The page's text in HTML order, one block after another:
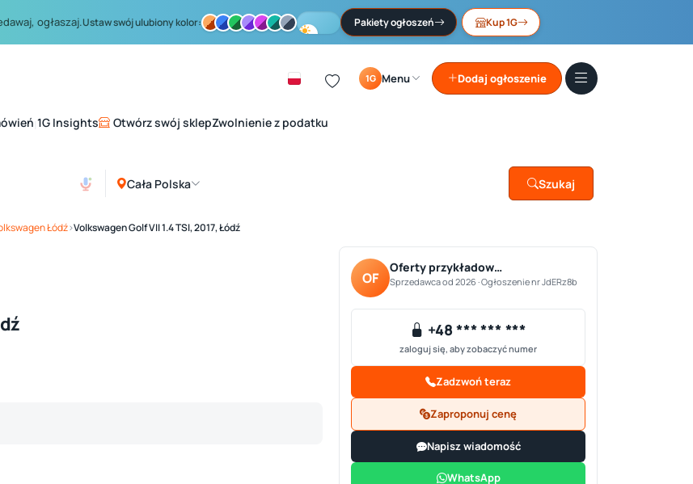
ogłaszaj.Ustaw swój ulubiony kolor: Pakiety ogłoszeń Kup 1G
1G Menu Dodaj ogłoszenie
1G Insights Otwórz swój sklepZwolnienie z podatku
Cała Polska Szukaj
Łódź›Volkswagen Golf VII 1.4 TSI, 2017, Łódź
1/ 4
OF
Oferty przykładow…
Sprzedawca od 2026 · Ogłoszenie nr JdERz8b
+48 *** *** ***
zaloguj się, aby zobaczyć numer
Zadzwoń teraz
Zaproponuj cenę
Napisz wiadomość
WhatsApp